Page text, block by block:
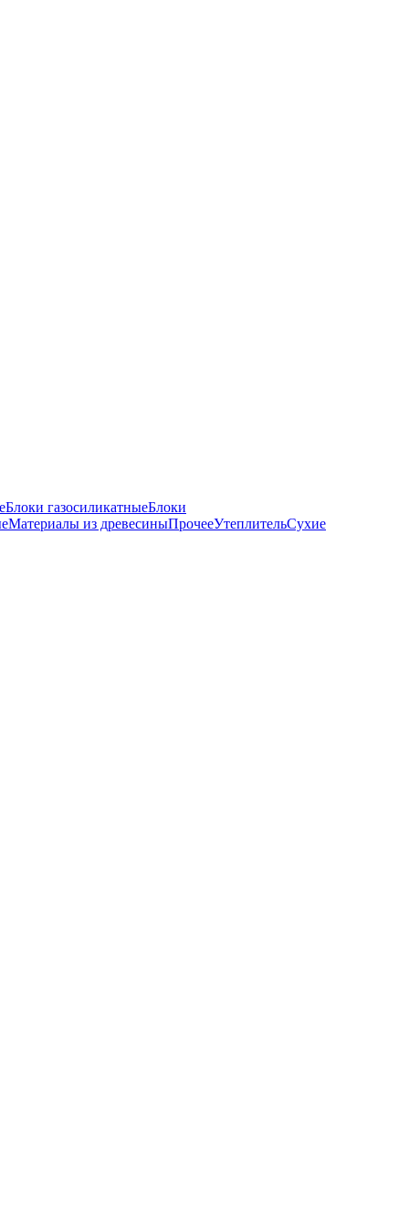
Блоки газосиликатныеБлоки
Материалы из древесиныПрочееУтеплительСухие